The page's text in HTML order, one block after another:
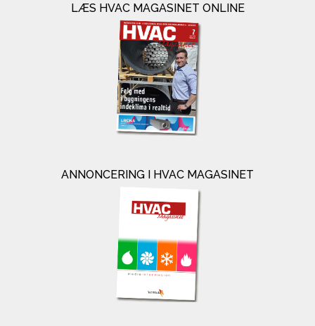
LÆS HVAC MAGASINET ONLINE
ANNONCERING I HVAC MAGASINET